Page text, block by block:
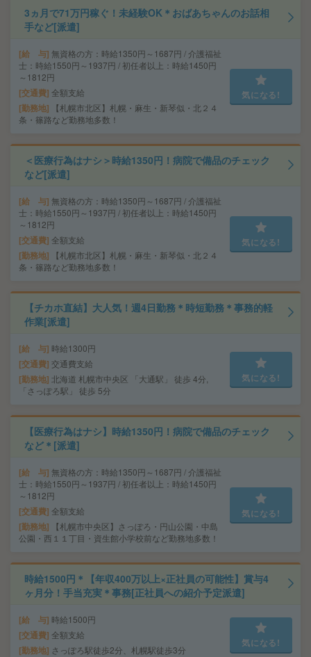
3ヵ月で71万円稼ぐ！未経験OK＊おばあちゃんのお話相
手など[派遣]
給 与 無資格の方：時給1350円～1687円 / 介護福祉
士：時給1550円～1937円 / 初任者以上：時給1450円
～1812円
交通費 全額支給
勤務地
【札幌市北区】札幌・麻生・新琴似・北２４
条・篠路など勤務地多数！
気になる!
＜医療行為はナシ＞時給1350円！病院で備品のチェック
など[派遣]
給 与 無資格の方：時給1350円～1687円 / 介護福祉
士：時給1550円～1937円 / 初任者以上：時給1450円
～1812円
交通費 全額支給
勤務地
【札幌市北区】札幌・麻生・新琴似・北２４
条・篠路など勤務地多数！
気になる!
【チカホ直結】大人気！週4日勤務＊時短勤務＊事務的軽
作業[派遣]
給 与 時給1300円
交通費 交通費支給
勤務地 北海道 札幌市中央区 「大通駅」 徒歩 4分,
「さっぽろ駅」 徒歩 5分
気になる!
【医療行為はナシ】時給1350円！病院で備品のチェック
など＊[派遣]
給 与 無資格の方：時給1350円～1687円 / 介護福祉
士：時給1550円～1937円 / 初任者以上：時給1450円
～1812円
交通費 全額支給
勤務地
【札幌市中央区】さっぽろ・円山公園・中島
公園・西１１丁目・資生館小学校前など勤務地多数！
気になる!
時給1500円＊【年収400万以上×正社員の可能性】賞与4
ヶ月分！手当充実＊事務[正社員への紹介予定派遣]
給 与 時給1500円
交通費 全額支給
勤務地 さっぽろ駅徒歩2分、札幌駅徒歩3分
気になる!